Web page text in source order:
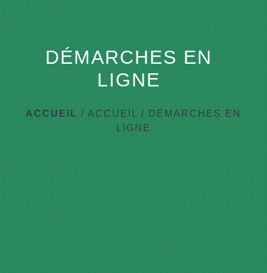
DÉMARCHES EN
LIGNE
ACCUEIL/ACCUEIL/DÉMARCHES EN
LIGNE